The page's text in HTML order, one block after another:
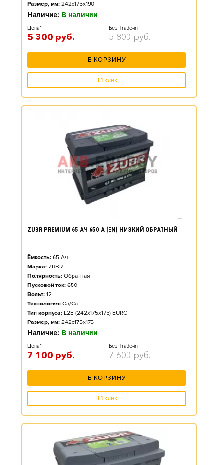
Размер, мм: 242x175x190
Наличие: В наличии
Цена*
5 300 руб.
Без Trade-in
5 800 руб.
В КОРЗИНУ
В 1 клик
ZUBR PREMIUM 65 АЧ 650 А [EN] НИЗКИЙ ОБРАТНЫЙ
Ёмкость: 65 Ач
Марка: ZUBR
Полярность: Обратная
Пусковой ток: 650
Вольт: 12
Технология: Ca/Ca
Тип корпуса: L2B (242x175x175) EURO
Размер, мм: 242x175x175
Наличие: В наличии
Цена*
7 100 руб.
Без Trade-in
7 600 руб.
В КОРЗИНУ
В 1 клик